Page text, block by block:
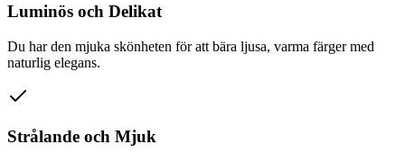
Luminös och Delikat
Du har den mjuka skönheten för att bära ljusa, varma färger med
naturlig elegans.
Strålande och Mjuk